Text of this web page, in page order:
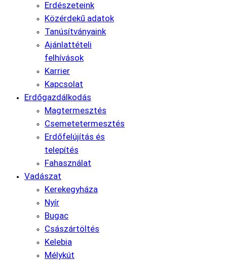
Erdészeteink
Közérdekű adatok
Tanúsítványaink
Ajánlattételi
felhívások
Karrier
Kapcsolat
Erdőgazdálkodás
Magtermesztés
Csemetetermesztés
Erdőfelújítás és
telepítés
Fahasználat
Vadászat
Kerekegyháza
Nyír
Bugac
Császártöltés
Kelebia
Mélykút